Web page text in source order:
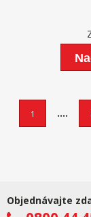
1 ....
Objednávajte